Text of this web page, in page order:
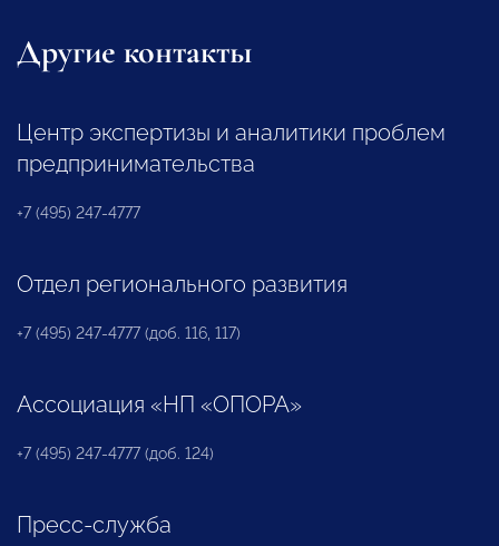
Другие контакты
Центр экспертизы и аналитики проблем
предпринимательства
+7 (495) 247-4777
Отдел регионального развития
+7 (495) 247-4777 (доб. 116, 117)
Ассоциация «НП «ОПОРА»
+7 (495) 247-4777 (доб. 124)
Пресс-служба